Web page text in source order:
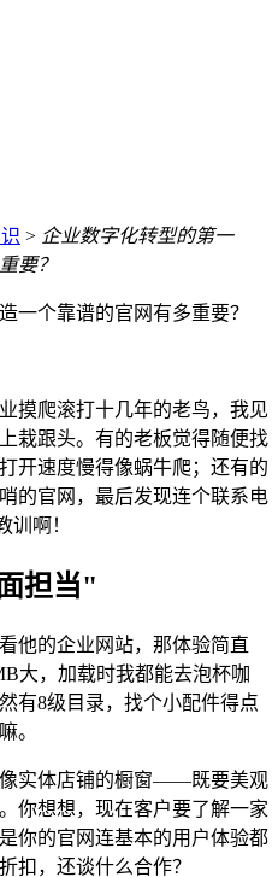
> 企业数字化转型的第一
要？
一个靠谱的官网有多重要？
摸爬滚打十几年的老鸟，我见
栽跟头。有的老板觉得随便找
开速度慢得像蜗牛爬；还有的
的官网，最后发现连个联系电
训啊！
担当"
他的企业网站，那体验简直
大，加载时我都能去泡杯咖
有8级目录，找个小配件得点
。
实体店铺的橱窗——既要美观
你想想，现在客户要了解一家
你的官网连基本的用户体验都
扣，还谈什么合作？